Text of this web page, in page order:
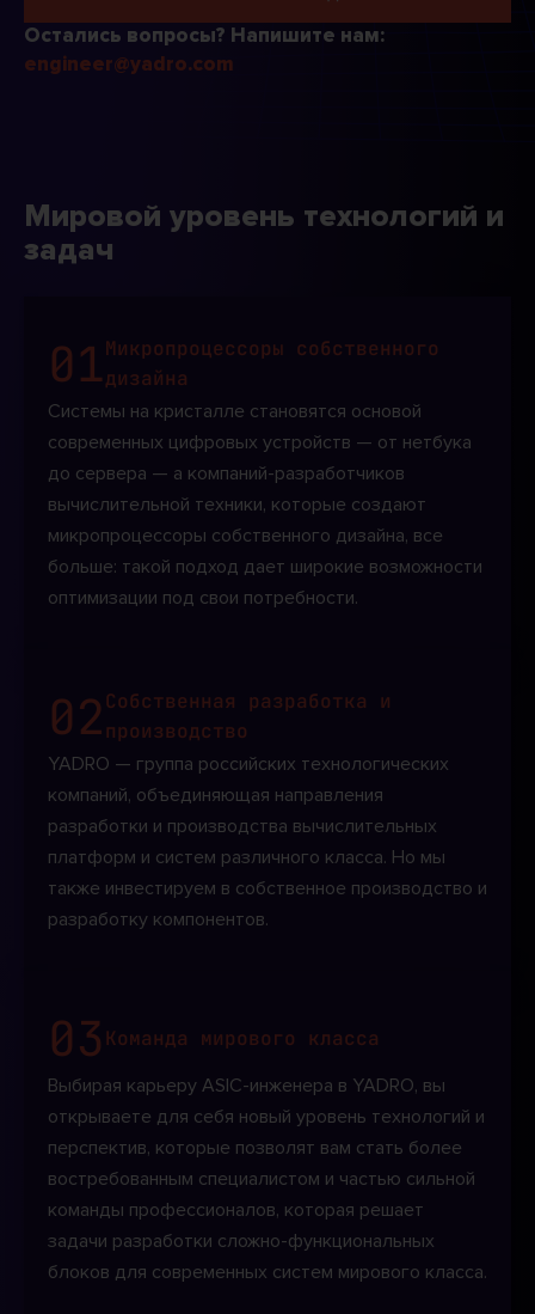
Остались вопросы? Напишите нам:
engineer@yadro.com
Мировой уровень технологий и
задач
01Микропроцессоры собственного
дизайна
Системы на кристалле становятся основой
современных цифровых устройств — от нетбука
до сервера — а компаний-разработчиков
вычислительной техники, которые создают
микропроцессоры собственного дизайна, все
больше: такой подход дает широкие возможности
оптимизации под свои потребности.
02Собственная разработка и
производство
YADRO — группа российских технологических
компаний, объединяющая направления
разработки и производства вычислительных
платформ и систем различного класса. Но мы
также инвестируем в собственное производство и
разработку компонентов.
03 Команда мирового класса
Выбирая карьеру ASIC-инженера в YADRO, вы
открываете для себя новый уровень технологий и
перспектив, которые позволят вам стать более
востребованным специалистом и частью сильной
команды профессионалов, которая решает
задачи разработки сложно-функциональных
блоков для современных систем мирового класса.